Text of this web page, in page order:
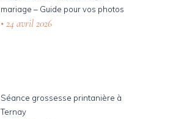
mariage – Guide pour vos photos
24 avril 2026
Séance grossesse printanière à
Ternay